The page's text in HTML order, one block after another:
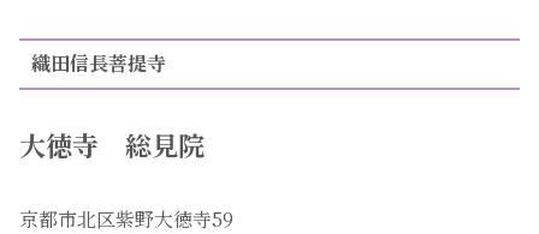
織田信長菩提寺
大徳寺 総見院
京都市北区紫野大徳寺59